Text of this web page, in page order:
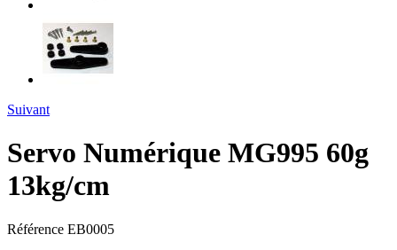
Suivant
Servo Numérique MG995 60g
13kg/cm
Référence EB0005